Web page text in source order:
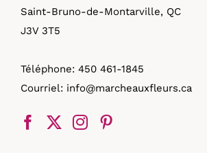
Saint-Bruno-de-Montarville, QC
J3V 3T5
Téléphone: 450 461-1845
Courriel: info@marcheauxfleurs.ca